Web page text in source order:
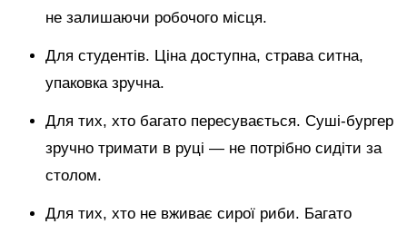
не залишаючи робочого місця.
Для студентів. Ціна доступна, страва ситна,
упаковка зручна.
Для тих, хто багато пересувається. Суші-бургер
зручно тримати в руці — не потрібно сидіти за
столом.
Для тих, хто не вживає сирої риби. Багато